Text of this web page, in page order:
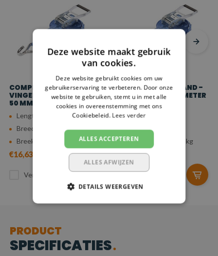
COMPLETE SPANBAND -
VINGERHAAK - 1 METER -
50 MM - 5.000 KG
Lengte: 1 meter
Breedte: 50 mm
Breeksterkte: 5.000 kg
€16,63
Vergelijk
COMPLETE SPANBAND -
VINGERHAAK - 1,5 METER
- 50 MM - 5.000 KG
Lengte: 1,5 meter
Breedte: 50 mm
Breeksterkte: 5.000 kg
€17,13
Vergelijk
PRODUCT
SPECIFICATIES
Deze website maakt gebruik
van cookies.
Deze website gebruikt cookies om uw
gebruikerservaring te verbeteren. Door onze
website te gebruiken, stemt u in met alle
cookies in overeenstemming met ons
Cookiebeleid. Lees verder
ALLES ACCEPTEREN
ALLES AFWIJZEN
DETAILS WEERGEVEN